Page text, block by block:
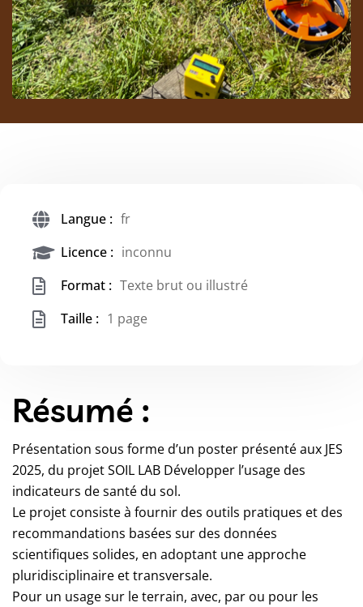
Langue : fr
Licence : inconnu
Format : Texte brut ou illustré
Taille : 1 page
Résumé :
Présentation sous forme d’un poster présenté aux JES
2025, du projet SOIL LAB Développer l’usage des
indicateurs de santé du sol.
Le projet consiste à fournir des outils pratiques et des
recommandations basées sur des données
scientifiques solides, en adoptant une approche
pluridisciplinaire et transversale.
Pour un usage sur le terrain, avec, par ou pour les